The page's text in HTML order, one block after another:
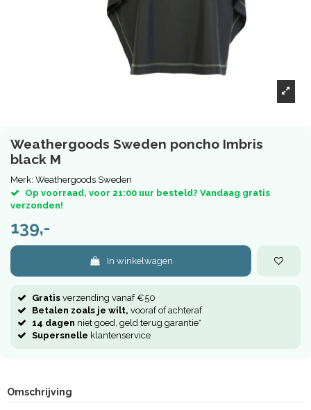
Weathergoods Sweden poncho Imbris
black M
Merk: Weathergoods Sweden
Op voorraad, voor 21:00 uur besteld? Vandaag gratis
verzonden!
139,-
In winkelwagen
Gratis verzending vanaf €50
Betalen zoals je wilt, vooraf of achteraf
14 dagen niet goed, geld terug garantie*
Supersnelle klantenservice
Omschrijving